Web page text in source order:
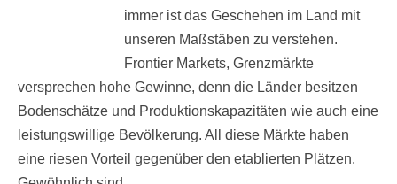
immer ist das Geschehen im Land mit
unseren Maßstäben zu verstehen.
Frontier Markets, Grenzmärkte
versprechen hohe Gewinne, denn die Länder besitzen
Bodenschätze und Produktionskapazitäten wie auch eine
leistungswillige Bevölkerung. All diese Märkte haben
eine riesen Vorteil gegenüber den etablierten Plätzen.